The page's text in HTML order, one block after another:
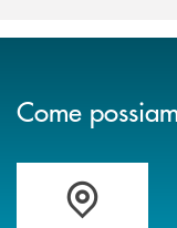
Come
Accedi all' elenco